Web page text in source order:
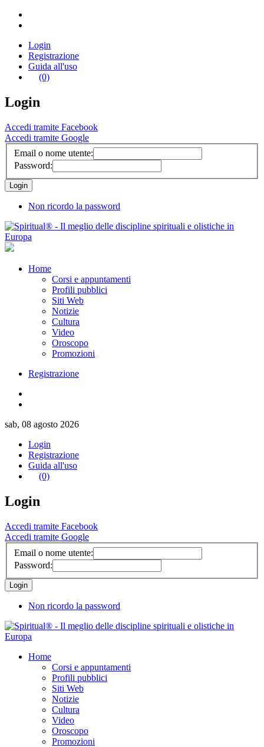
Login
Registrazione
Guida all'uso
(0)
Login
Accedi tramite Facebook
Accedi tramite Google
Email o nome utente:
Password:
Non ricordo la password
Home
Corsi e appuntamenti
Profili pubblici
Siti Web
Notizie
Cultura
Video
Oroscopo
Promozioni
Registrazione
sab, 08 agosto 2026
Login
Registrazione
Guida all'uso
(0)
Login
Accedi tramite Facebook
Accedi tramite Google
Email o nome utente:
Password:
Non ricordo la password
Home
Corsi e appuntamenti
Profili pubblici
Siti Web
Notizie
Cultura
Video
Oroscopo
Promozioni